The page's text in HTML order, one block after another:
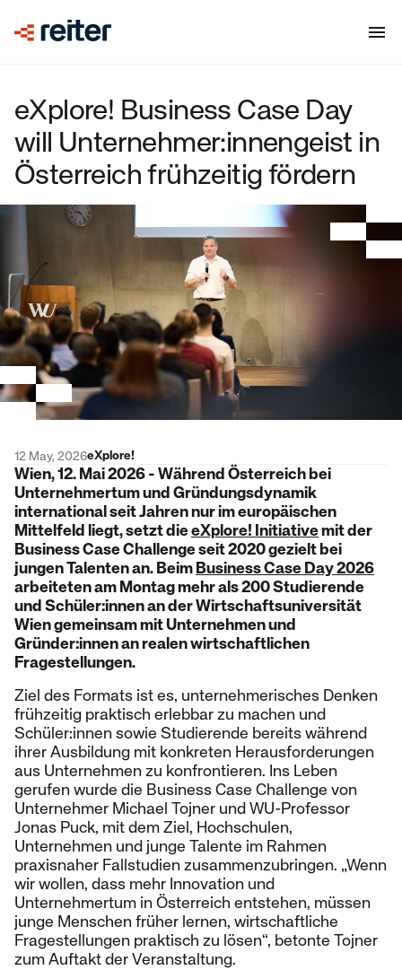
eXplore! Business Case Day
will Unternehmer:innengeist in
Österreich frühzeitig fördern
12 May, 2026eXplore!
Wien, 12. Mai 2026 - Während Österreich bei
Unternehmertum und Gründungsdynamik
international seit Jahren nur im europäischen
Mittelfeld liegt, setzt dieeXplore! Initiativemit der
Business Case Challenge seit 2020 gezielt bei
jungen Talenten an. BeimBusiness Case Day 2026
arbeiteten am Montag mehr als 200 Studierende
und Schüler:innen an der Wirtschaftsuniversität
Wien gemeinsam mit Unternehmen und
Gründer:innen an realen wirtschaftlichen
Fragestellungen.
Ziel des Formats ist es, unternehmerisches Denken
frühzeitig praktisch erlebbar zu machen und
Schüler:innen sowie Studierende bereits während
ihrer Ausbildung mit konkreten Herausforderungen
aus Unternehmen zu konfrontieren. Ins Leben
gerufen wurde die Business Case Challenge von
Unternehmer Michael Tojner und WU-Professor
Jonas Puck, mit dem Ziel, Hochschulen,
Unternehmen und junge Talente im Rahmen
praxisnaher Fallstudien zusammenzubringen. „Wenn
wir wollen, dass mehr Innovation und
Unternehmertum in Österreich entstehen, müssen
junge Menschen früher lernen, wirtschaftliche
Fragestellungen praktisch zu lösen“, betonte Tojner
zum Auftakt der Veranstaltung.